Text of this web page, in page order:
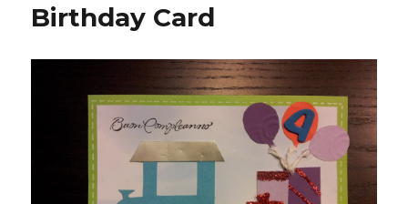
proprio
bambino
Birthday Card